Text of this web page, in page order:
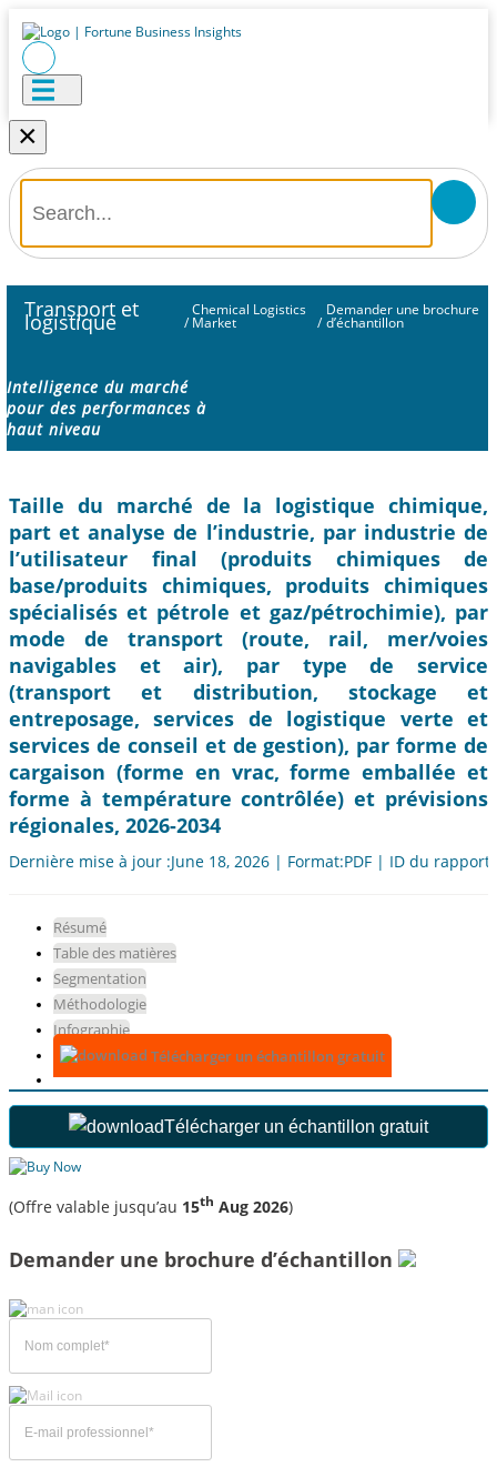
×
Transport et
logistique /
Chemical Logistics
Market /
Demander une brochure
d’échantillon
Intelligence du marché
pour des performances à
haut niveau
Taille du marché de la logistique chimique,
part et analyse de l’industrie, par industrie de
l’utilisateur final (produits chimiques de
base/produits chimiques, produits chimiques
spécialisés et pétrole et gaz/pétrochimie), par
mode de transport (route, rail, mer/voies
navigables et air), par type de service
(transport et distribution, stockage et
entreposage, services de logistique verte et
services de conseil et de gestion), par forme de
cargaison (forme en vrac, forme emballée et
forme à température contrôlée) et prévisions
régionales, 2026-2034
Dernière mise à jour :June 18, 2026 | Format:PDF | ID du
Résumé
Table des matières
Segmentation
Méthodologie
Infographie
Télécharger un échantillon gratuit
Télécharger un échantillon gratuit
(Offre valable jusqu’au 15th Aug 2026)
Demander une brochure d’échantillon